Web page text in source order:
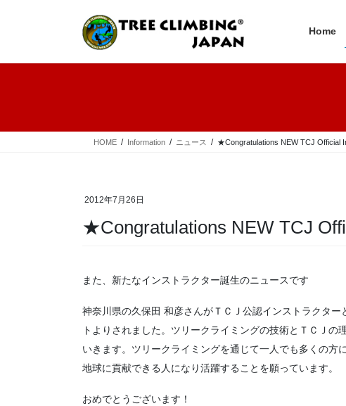
ツ
シ
Home
HOME Information ニュース ★Congratulations NEW TCJ Official
2012年7月26日
★Congratulations NEW TCJ
また、新たなインストラクター誕生のニュースです
神奈川県の久保田 和彦さんがＴＣＪ公認インストラクタ
トよりされました。ツリークライミングの技術とＴＣＪ
いきます。ツリークライミングを通じて一人でも多くの方
地球に貢献できる人になり活躍することを願っています。
おめでとうございます！